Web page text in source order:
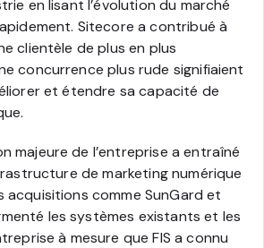
en lisant l’évolution du marché
Sitecore a contribué à
clientèle de plus en plus
concurrence plus rude signifiaient
et étendre sa capacité de
majeure de l’entreprise a entraîné
de marketing numérique
acquisitions comme SunGard et
les systèmes existants et les
à mesure que FIS a connu